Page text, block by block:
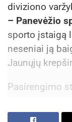
diviziono
– Panevėžio
sporto įstaigą
neseniai ją
Jaunųjų
Pasirengimo
kandidačių